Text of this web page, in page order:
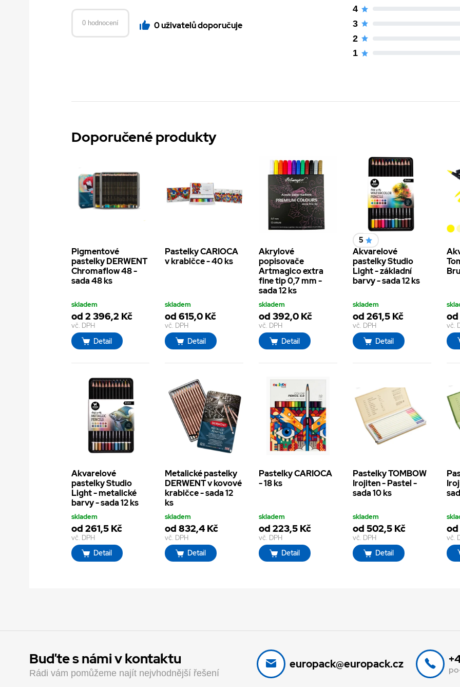
0 hodnocení 0 uživatelů doporučuje
4
3
2
1
Doporučené produkty
Pigmentové
pastelky DERWENT
Chromaflow 48 -
sada 48 ks
skladem
od 2 396,2 Kč
vč. DPH
Detail
Pastelky CARIOCA
v krabičce - 40 ks
skladem
od 615,0 Kč
vč. DPH
Detail
Akrylové
popisovače
Artmagico extra
fine tip 0,7 mm -
sada 12 ks
skladem
od 392,0 Kč
vč. DPH
Detail
5
Akvarelové
pastelky Studio
Light - základní
barvy - sada 12 ks
skladem
od 261,5 Kč
vč. DPH
Detail
od
vč.
Akvarelové
pastelky Studio
Light - metalické
barvy - sada 12 ks
skladem
od 261,5 Kč
vč. DPH
Detail
Metalické pastelky
DERWENT v kovové
krabičce - sada 12
ks
skladem
od 832,4 Kč
vč. DPH
Detail
Pastelky CARIOCA
- 18 ks
skladem
od 223,5 Kč
vč. DPH
Detail
Pastelky TOMBOW
Irojiten - Pastel -
sada 10 ks
skladem
od 502,5 Kč
vč. DPH
Detail
od
vč.
Buďte s námi v kontaktu
Rádi vám pomůžeme najít nejvhodnější řešení
europack@europack.cz